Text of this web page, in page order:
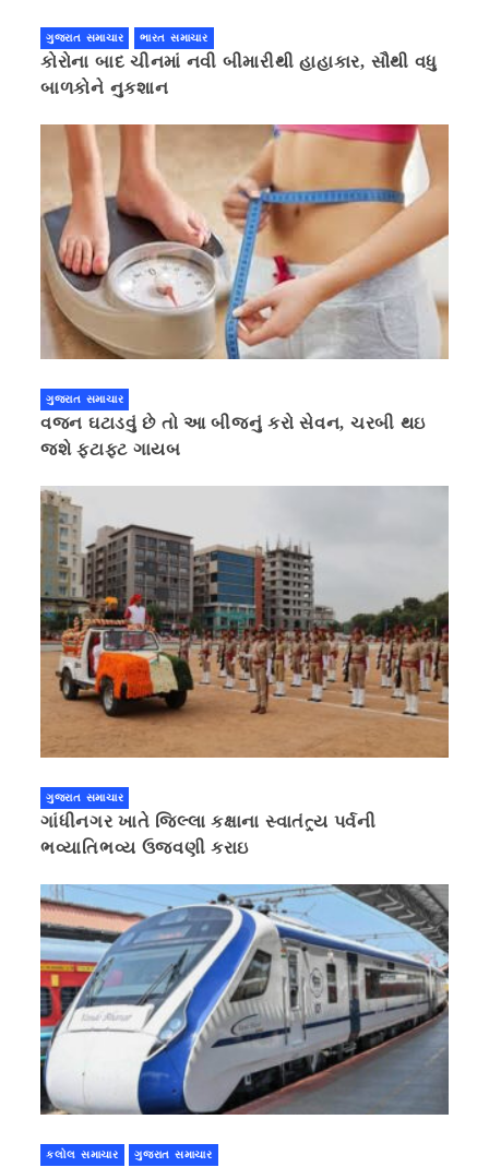
ગુજરાત સમાચાર ભારત સમાચાર
કોરોના બાદ ચીનમાં નવી બીમારીથી હાહાકાર, સૌથી વધુ
બાળકોને નુકશાન
ગુજરાત સમાચાર
વજન ઘટાડવું છે તો આ બીજનું કરો સેવન, ચરબી થઇ
જશે ફટાફટ ગાયબ
ગુજરાત સમાચાર
ગાંધીનગર ખાતે જિલ્લા કક્ષાના સ્વાતંત્ર્ય પર્વની
ભવ્યાતિભવ્ય ઉજવણી કરાઇ
કલોલ સમાચાર ગુજરાત સમાચાર